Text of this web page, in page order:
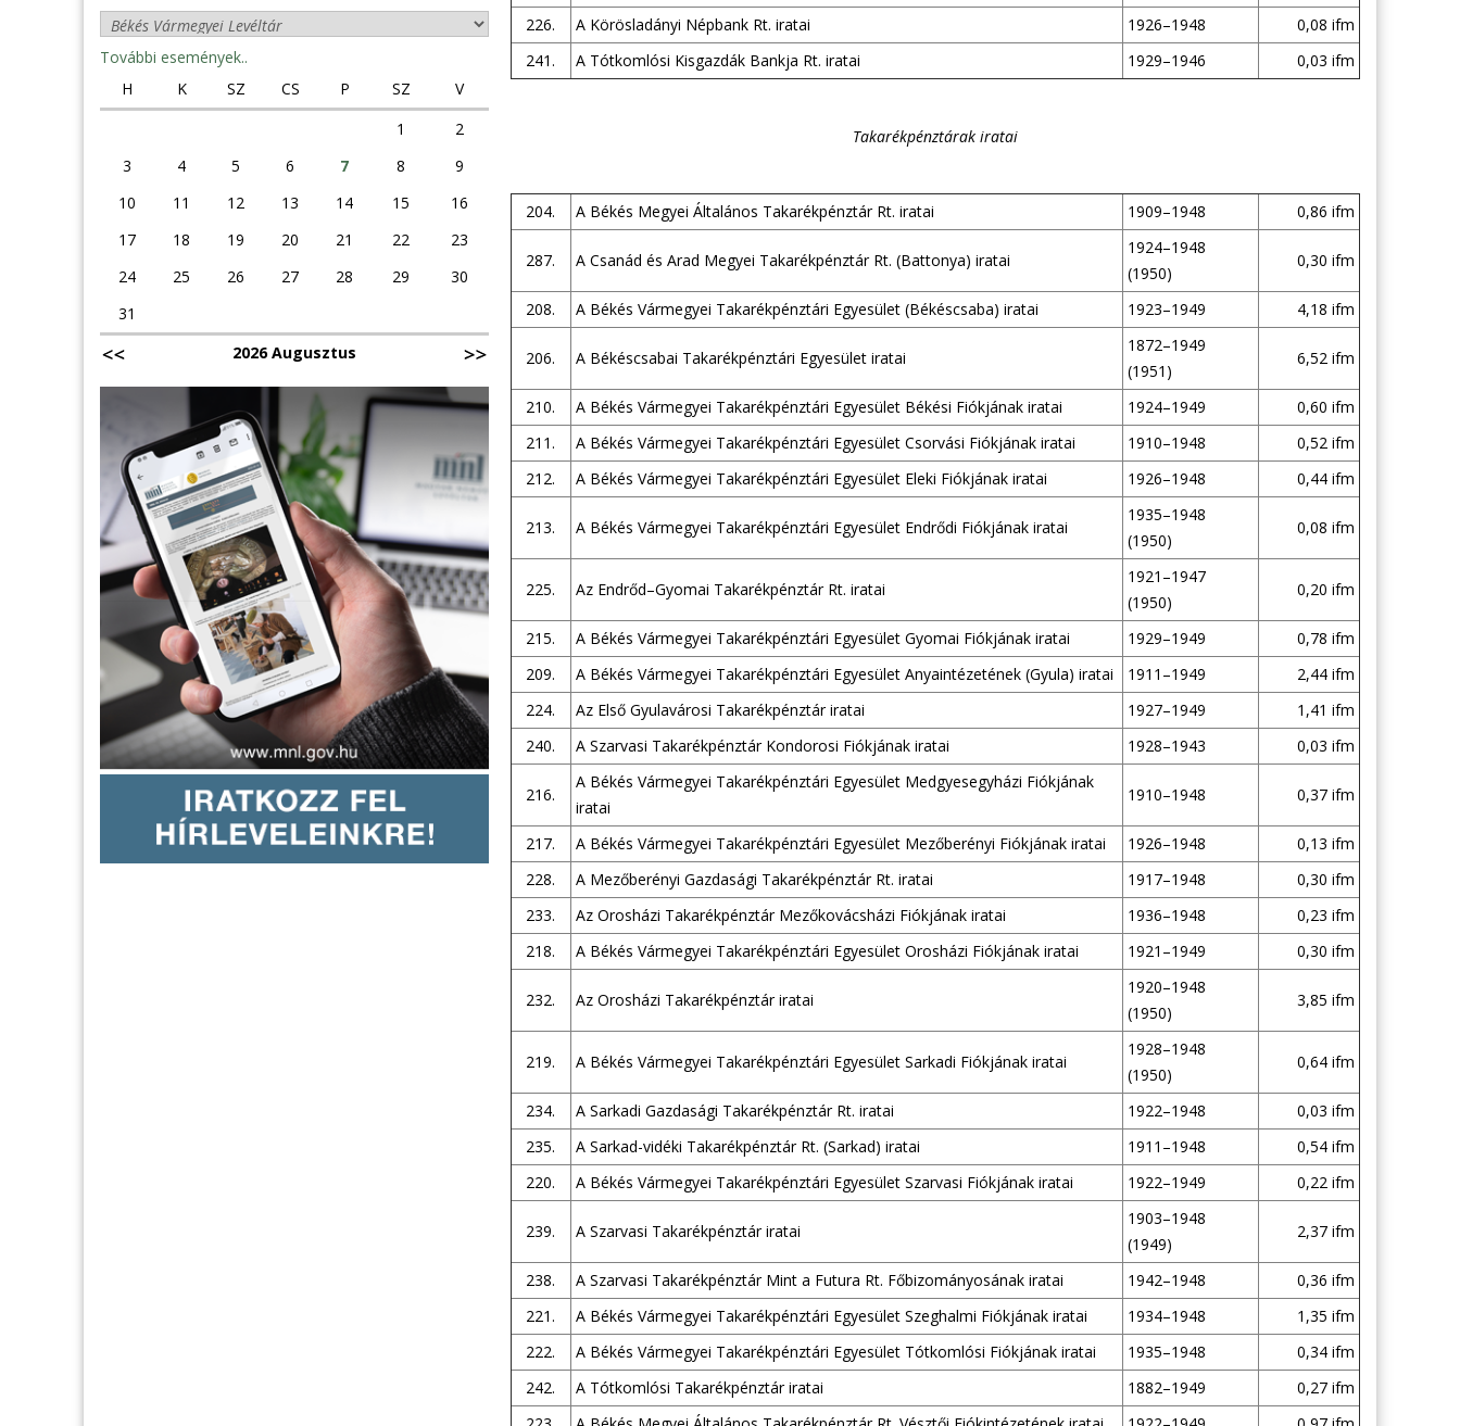
226.
A Körösladányi Népbank Rt. iratai 1926–1948
0,08 ifm
241.
A Tótkomlósi Kisgazdák Bankja Rt. iratai 1929–1946 0,03 ifm
Takarékpénztárak iratai
204. A Békés Megyei Általános Takarékpénztár Rt. iratai 1909–1948 0,86 ifm
287. A Csanád és Arad Megyei Takarékpénztár Rt. (Battonya) iratai
1924–1948
(1950)
0,30 ifm
208. A Békés Vármegyei Takarékpénztári Egyesület (Békéscsaba) iratai 1923–1949 4,18 ifm
206. A Békéscsabai Takarékpénztári Egyesület iratai
1872–1949
(1951)
6,52 ifm
210. A Békés Vármegyei Takarékpénztári Egyesület Békési Fiókjának iratai 1924–1949
0,60 ifm
211.
A Békés Vármegyei Takarékpénztári Egyesület Csorvási Fiókjának iratai 1910–1948
0,52 ifm
212.
A Békés Vármegyei Takarékpénztári Egyesület Eleki Fiókjának iratai 1926–1948 0,44 ifm
213. A Békés Vármegyei Takarékpénztári Egyesület Endrődi Fiókjának iratai
1935–1948
(1950)
0,08 ifm
225. Az Endrőd–Gyomai Takarékpénztár Rt. iratai
1921–1947
(1950)
0,20 ifm
215. A Békés Vármegyei Takarékpénztári Egyesület Gyomai Fiókjának iratai 1929–1949
0,78 ifm
209.
A Békés Vármegyei Takarékpénztári Egyesület Anyaintézetének (Gyula) iratai 1911–1949
2,44 ifm
224.
Az Első Gyulavárosi Takarékpénztár iratai 1927–1949
1,41 ifm
240.
A Szarvasi Takarékpénztár Kondorosi Fiókjának iratai 1928–1943 0,03 ifm
216.
A Békés Vármegyei Takarékpénztári Egyesület Medgyesegyházi Fiókjának
iratai
1910–1948 0,37 ifm
217. A Békés Vármegyei Takarékpénztári Egyesület Mezőberényi Fiókjának iratai 1926–1948
0,13 ifm
228.
A Mezőberényi Gazdasági Takarékpénztár Rt. iratai 1917–1948
0,30 ifm
233.
Az Orosházi Takarékpénztár Mezőkovácsházi Fiókjának iratai 1936–1948
0,23 ifm
218.
A Békés Vármegyei Takarékpénztári Egyesület Orosházi Fiókjának iratai 1921–1949 0,30 ifm
232. Az Orosházi Takarékpénztár iratai
1920–1948
(1950)
3,85 ifm
219. A Békés Vármegyei Takarékpénztári Egyesület Sarkadi Fiókjának iratai
1928–1948
(1950)
0,64 ifm
234. A Sarkadi Gazdasági Takarékpénztár Rt. iratai 1922–1948
0,03 ifm
235.
A Sarkad-vidéki Takarékpénztár Rt. (Sarkad) iratai 1911–1948
0,54 ifm
220.
A Békés Vármegyei Takarékpénztári Egyesület Szarvasi Fiókjának iratai 1922–1949 0,22 ifm
239. A Szarvasi Takarékpénztár iratai
1903–1948
(1949)
2,37 ifm
238. A Szarvasi Takarékpénztár Mint a Futura Rt. Főbizományosának iratai 1942–1948
0,36 ifm
221.
A Békés Vármegyei Takarékpénztári Egyesület Szeghalmi Fiókjának iratai 1934–1948
1,35 ifm
222.
A Békés Vármegyei Takarékpénztári Egyesület Tótkomlósi Fiókjának iratai 1935–1948
0,34 ifm
242.
A Tótkomlósi Takarékpénztár iratai 1882–1949
0,27 ifm
További események..
H
K SZ CS P SZ
V
1
2
3
4 5 6 7 8
9
10
11 12 13 14 15
16
17
18 19 20 21 22
23
24
25 26 27 28 29
30
31
2026 Augusztus